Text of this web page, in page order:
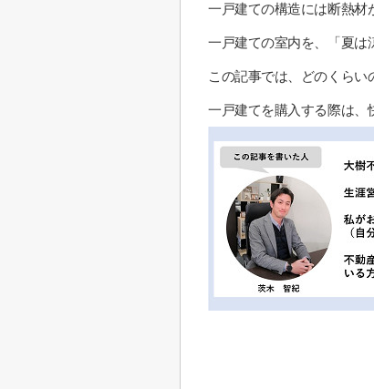
一戸建ての構造には断熱材
一戸建ての室内を、「夏は
この記事では、どのくらい
一戸建てを購入する際は、